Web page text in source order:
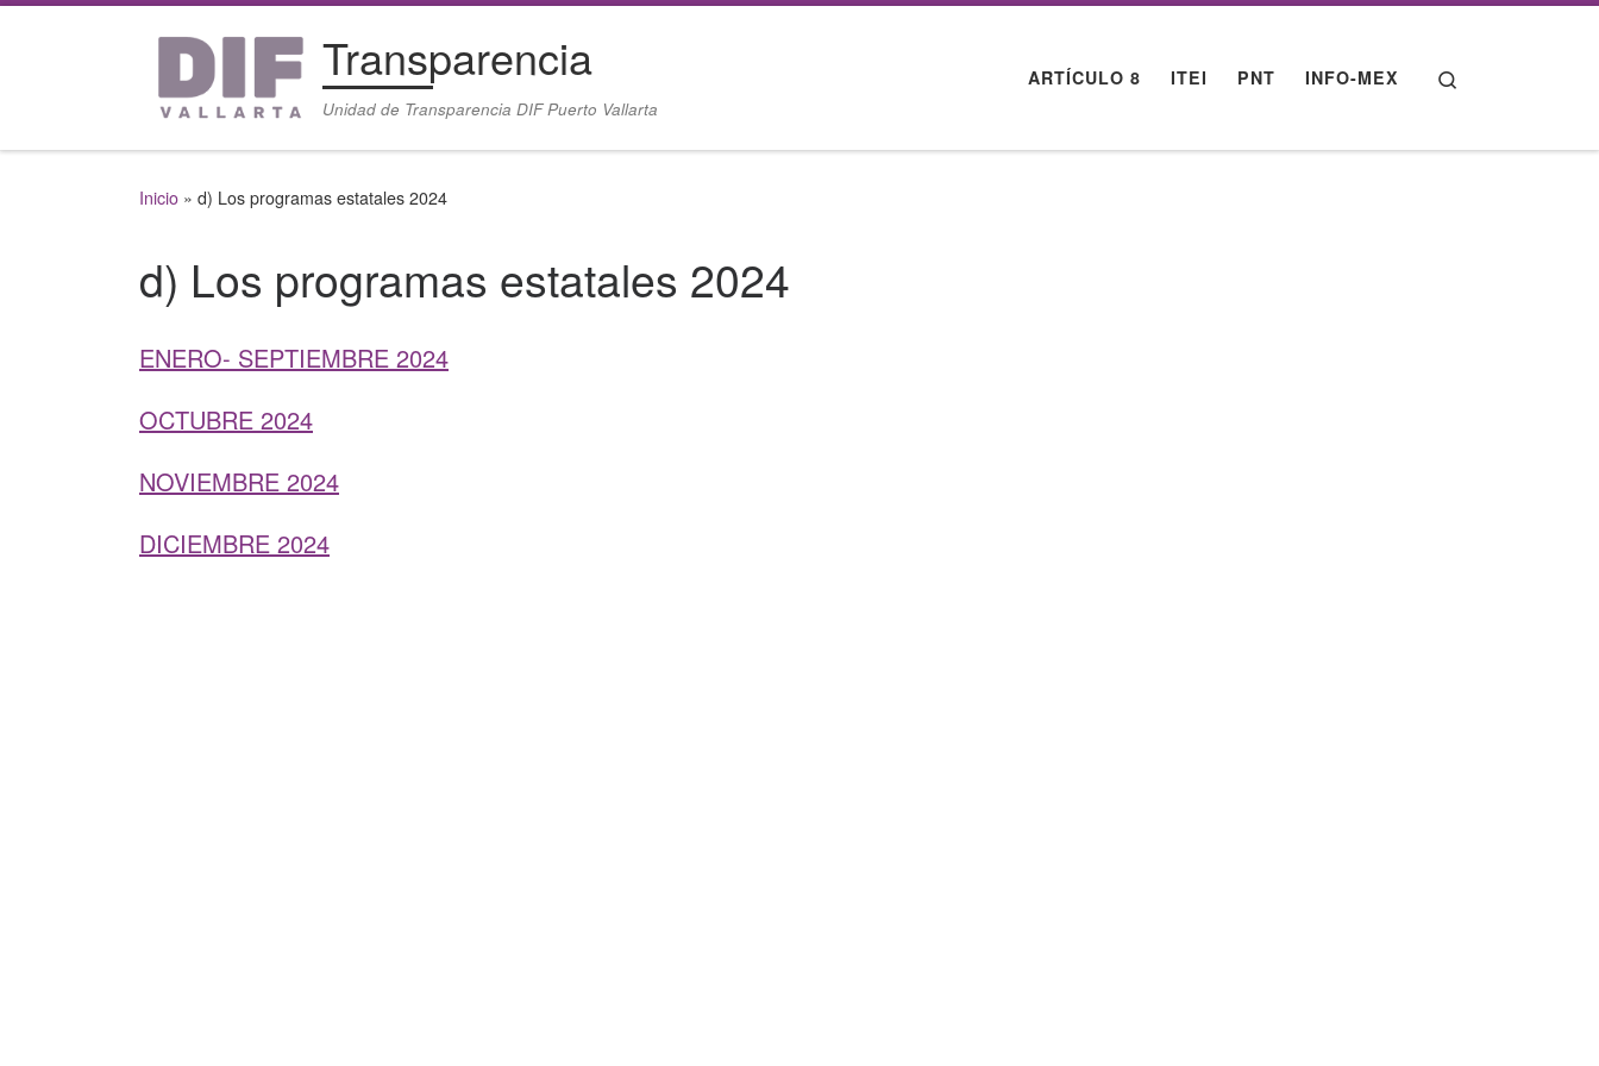
Saltar al contenido Transparencia
Unidad de Transparencia DIF Puerto Vallarta
ARTÍCULO 8 ITEI PNT INFO-MEX
Inicio » d) Los programas estatales 2024
d) Los programas estatales 2024
ENERO- SEPTIEMBRE 2024
OCTUBRE 2024
NOVIEMBRE 2024
DICIEMBRE 2024